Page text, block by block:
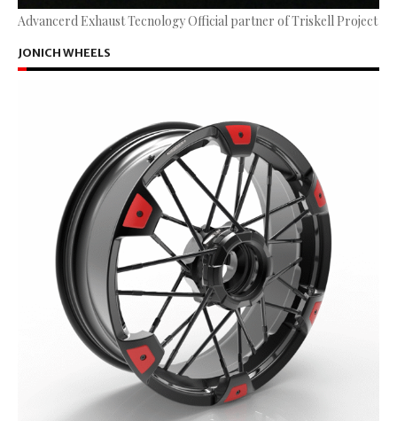
Advancerd Exhaust Tecnology Official partner of Triskell Project
JONICH WHEELS